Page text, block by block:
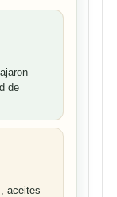
de
aceites